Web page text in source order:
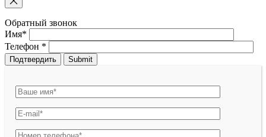
Обратный звонок
Имя*
Телефон *
Подтвердить